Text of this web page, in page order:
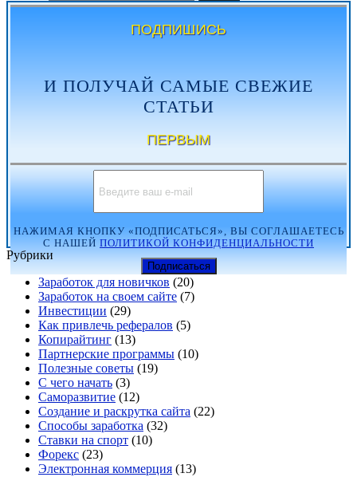
ПОДПИШИСЬ
И ПОЛУЧАЙ САМЫЕ СВЕЖИЕ
СТАТЬИ
ПЕРВЫМ
НАЖИМАЯ КНОПКУ «ПОДПИСАТЬСЯ», ВЫ СОГЛАШАЕТЕСЬ
С НАШЕЙ ПОЛИТИКОЙ КОНФИДЕНЦИАЛЬНОСТИ
Рубрики
Заработок для новичков (20)
Заработок на своем сайте (7)
Инвестиции (29)
Как привлечь рефералов (5)
Копирайтинг (13)
Партнерские программы (10)
Полезные советы (19)
С чего начать (3)
Саморазвитие (12)
Создание и раскрутка сайта (22)
Способы заработка (32)
Ставки на спорт (10)
Форекс (23)
Электронная коммерция (13)